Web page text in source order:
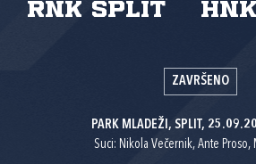
RNK Split
ZAVRŠENO
PARK MLADEŽI, SPLIT,
Suci: Nikola Večernik, Ante Proso,